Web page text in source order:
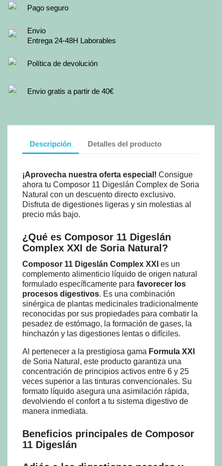
Pago seguro
Envio
Entrega 24-48H Laborables
Política de devolución
Envio gratis a partir de 40€
Descripción Detalles del producto
¡Aprovecha nuestra oferta especial! Consigue
ahora tu Composor 11 Digeslán Complex de Soria
Natural con un descuento directo exclusivo.
Disfruta de digestiones ligeras y sin molestias al
precio más bajo.
¿Qué es Composor 11 Digeslán
Complex XXI de Soria Natural?
Composor 11 Digeslán Complex XXI es un
complemento alimenticio líquido de origen natural
formulado específicamente para favorecer los
procesos digestivos. Es una combinación
sinérgica de plantas medicinales tradicionalmente
reconocidas por sus propiedades para combatir la
pesadez de estómago, la formación de gases, la
hinchazón y las digestiones lentas o difíciles.
Al pertenecer a la prestigiosa gama Formula XXI
de Soria Natural, este producto garantiza una
concentración de principios activos entre 6 y 25
veces superior a las tinturas convencionales. Su
formato líquido asegura una asimilación rápida,
devolviendo el confort a tu sistema digestivo de
manera inmediata.
Beneficios principales de Composor
11 Digeslán